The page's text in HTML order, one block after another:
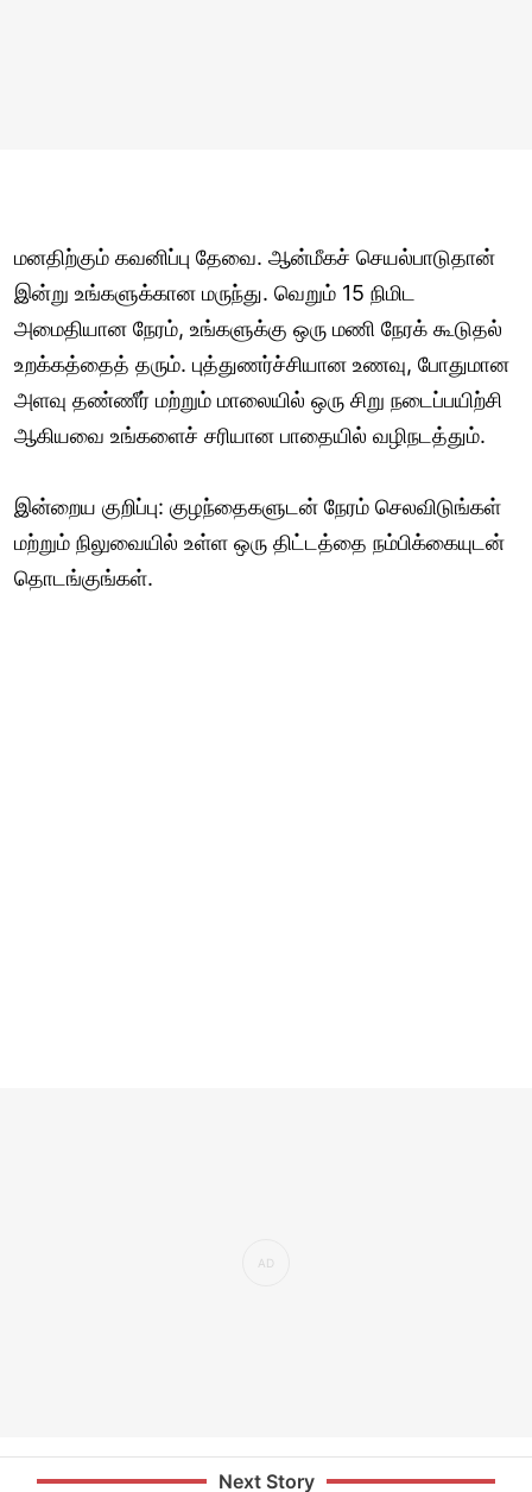
மனதிற்கும் கவனிப்பு தேவை. ஆன்மீகச் செயல்பாடுதான்
இன்று உங்களுக்கான மருந்து. வெறும் 15 நிமிட
அமைதியான நேரம், உங்களுக்கு ஒரு மணி நேரக் கூடுதல்
உறக்கத்தைத் தரும். புத்துணர்ச்சியான உணவு, போதுமான
அளவு தண்ணீர் மற்றும் மாலையில் ஒரு சிறு நடைப்பயிற்சி
ஆகியவை உங்களைச் சரியான பாதையில் வழிநடத்தும்.
இன்றைய குறிப்பு: குழந்தைகளுடன் நேரம் செலவிடுங்கள்
மற்றும் நிலுவையில் உள்ள ஒரு திட்டத்தை நம்பிக்கையுடன்
தொடங்குங்கள்.
Next Story